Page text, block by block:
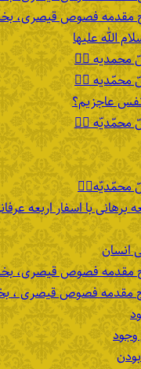
فصوص قیصری،
الله علیها
۴️⃣
۳️⃣
نفس عاجزیم؟
۲️⃣
برهانی با اسفار اربعه
انسان
فصوص قیصری،
مقدمه فصوص قیصری ،